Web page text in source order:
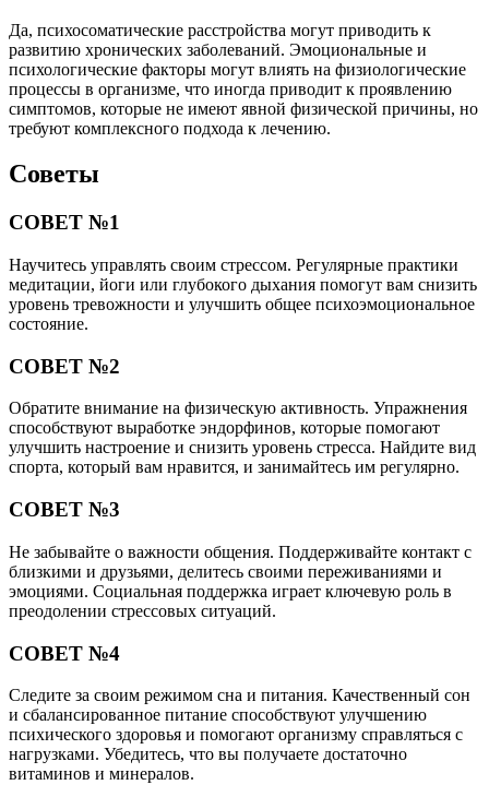
Да, психосоматические расстройства могут приводить к
развитию хронических заболеваний. Эмоциональные и
психологические факторы могут влиять на физиологические
процессы в организме, что иногда приводит к проявлению
симптомов, которые не имеют явной физической причины, но
требуют комплексного подхода к лечению.
Советы
СОВЕТ №1
Научитесь управлять своим стрессом. Регулярные практики
медитации, йоги или глубокого дыхания помогут вам снизить
уровень тревожности и улучшить общее психоэмоциональное
состояние.
СОВЕТ №2
Обратите внимание на физическую активность. Упражнения
способствуют выработке эндорфинов, которые помогают
улучшить настроение и снизить уровень стресса. Найдите вид
спорта, который вам нравится, и занимайтесь им регулярно.
СОВЕТ №3
Не забывайте о важности общения. Поддерживайте контакт с
близкими и друзьями, делитесь своими переживаниями и
эмоциями. Социальная поддержка играет ключевую роль в
преодолении стрессовых ситуаций.
СОВЕТ №4
Следите за своим режимом сна и питания. Качественный сон
и сбалансированное питание способствуют улучшению
психического здоровья и помогают организму справляться с
нагрузками. Убедитесь, что вы получаете достаточно
витаминов и минералов.